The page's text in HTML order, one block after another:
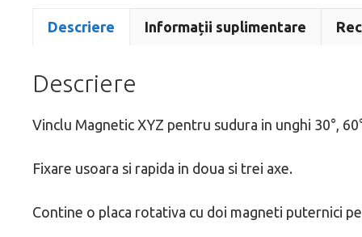
Descriere Informații suplimentare
Descriere
Vinclu Magnetic XYZ pentru sudura in unghi 30°,
Fixare usoara si rapida in doua si trei axe.
Contine o placa rotativa cu doi magneti puternici